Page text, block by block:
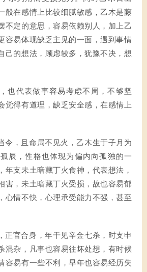
般在感情上比较细腻敏感，乙木是藤
不定的意思，容易依赖别人，加上乙
容易体现缺乏主见的一面，遇到事情
己的想法，顾虑较多，犹豫不决，想
也代表做事容易考虑不周，不够坚
觉得有道理，缺乏安全感，在感情上
令，且命局不见火，乙木生于子月为
辰，性格也体现为偏内向孤独的一
年支未土暗藏丁火食神，代表想法，
害，未土暗藏丁火受损，故也容易郁
心情不快，心理承受能力不强，甚至
正官合身，年干见辛金七杀，时支申
混杂，凡事也容易往坏处想，有时候
容易有一些不利，早年也容易经历失